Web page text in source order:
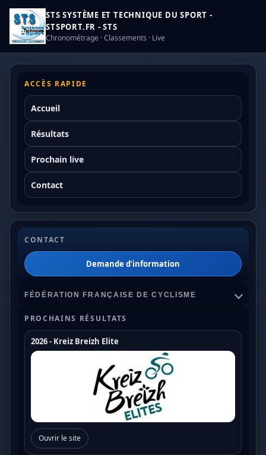
STS SYSTÈME ET TECHNIQUE DU SPORT -
STSPORT.FR - STS
Chronométrage · Classements · Live
ACCÈS RAPIDE
Accueil
Résultats
Prochain live
Contact
CONTACT
Demande d’information
FÉDÉRATION FRANÇAISE DE CYCLISME
Championnats de France
Coupe de France Cyclo Cross
Coupe de France N1
Coupe de France N2
Coupe de France N3
PROCHAINS RÉSULTATS
2026 - Kreiz Breizh Elite
Ouvrir le site